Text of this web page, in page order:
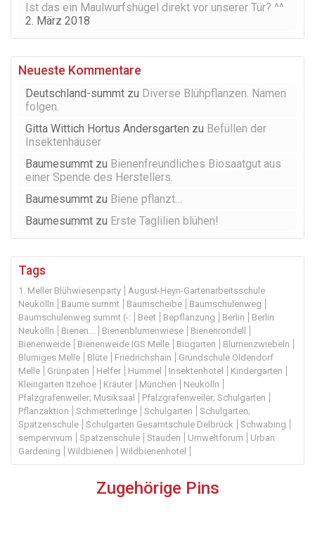
Ist das ein Maulwurfshügel direkt vor unserer Tür? ^^
2. März 2018
Neueste Kommentare
Deutschland-summt zu Diverse Blühpflanzen. Namen
folgen.
Gitta Wittich Hortus Andersgarten zu Befüllen der
Insektenhäuser
Baumesummt zu Bienenfreundliches Biosaatgut aus
einer Spende des Herstellers.
Baumesummt zu Biene pflanzt…
Baumesummt zu Erste Taglilien blühen!
Tags
1. Meller Blühwiesenparty
August-Heyn-Gartenarbeitsschule
Neukölln
Baume summt Baumscheibe
Baumschulenweg
Baumschulenweg summt (-:
Beet Bepflanzung Berlin
Berlin
Neukölln
Bienen... Bienenblumenwiese
Bienenrondell
Bienenweide
Bienenweide IGS Melle Biogarten
Blumenzwiebeln
Blumiges Melle
Blüte Friedrichshain
Grundschule Oldendorf
Melle
Grünpaten Helfer Hummel Insektenhotel
Kindergarten
Kleingarten Itzehoe
Kräuter München
Neukölln
Pfalzgrafenweiler; Musiksaal
Pfalzgrafenweiler; Schulgarten
Pflanzaktion
Schmetterlinge Schulgarten
Schulgarten;
Spatzenschule
Schulgarten Gesamtschule Delbrück
Schwabing
sempervivum
Spatzenschule Stauden Umweltforum
Urban
Gardening
Wildbienen Wildbienenhotel
Zugehörige Pins